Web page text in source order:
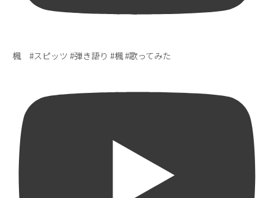
楓 #スピッツ #弾き語り #楓 #歌ってみた